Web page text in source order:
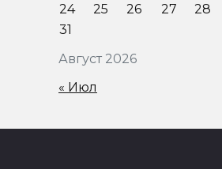
Август 2026
24
25 26 27 28
31
« Июл